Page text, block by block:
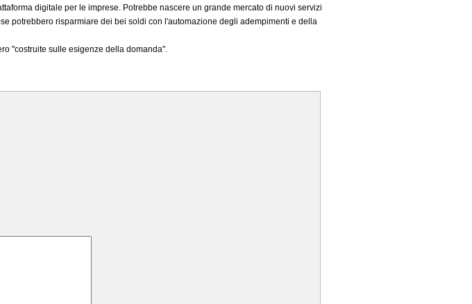
digitale per le imprese. Potrebbe nascere un grande mercato di nuovi servizi
potrebbero risparmiare dei bei soldi con l'automazione degli adempimenti e della
"costruite sulle esigenze della domanda".